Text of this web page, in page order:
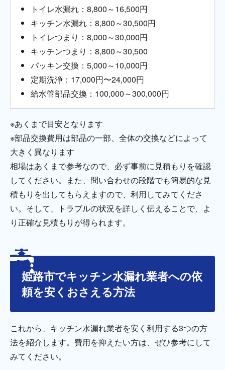
トイレ水漏れ：8,800～16,500円
キッチン水漏れ：8,800～30,500円
トイレつまり：8,000～30,000円
キッチンつまり：8,800～30,500
パッキン交換：5,000～10,000円
定期洗浄：17,000円〜24,000円
給水管部品交換：100,000～300,000円
※あくまで目安となります
※部品交換費用は部品の一部、全体の交換などによって
大きく異なります
相場はあくまで参考なので、必ず事前に見積もりを確認
してください。また、問い合わせの段階でも簡易的な見
積もりを出してもらえますので、利用してみてくださ
い。そして、トラブルの状況を詳しく伝えることで、よ
り正確な見積もりが得られます。
姫路市でキッチン水漏れ業者への依
頼を安くおさえる方法
これから、キッチン水漏れ業者を安く利用する3つの方
法を紹介します。費用を抑えたい方は、ぜひ参考にして
みてください。